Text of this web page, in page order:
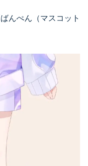
んぺん（マスコット